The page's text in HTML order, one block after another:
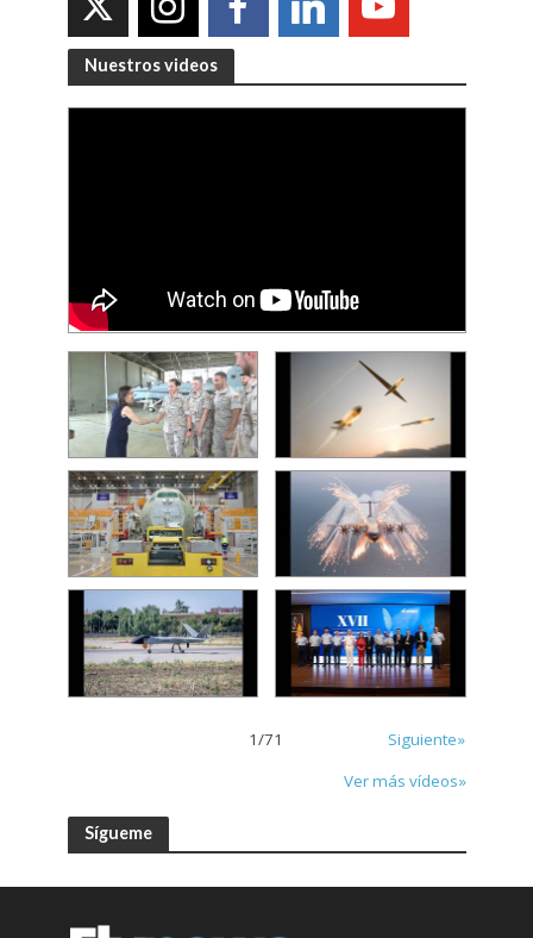
Nuestros videos
1/71
Siguiente»
Ver más vídeos»
Sígueme